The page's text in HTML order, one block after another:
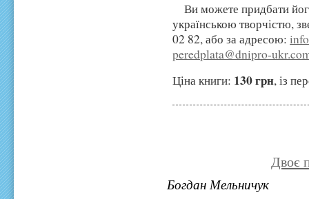
Виможете придбати
українською творчістю,
02 82, або за адресою:
peredplata@dnipro-
Ціна книги: 130 грн, із
Двоє
Богдан Мельничук